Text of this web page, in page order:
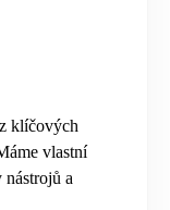
klíčových
vlastní
a